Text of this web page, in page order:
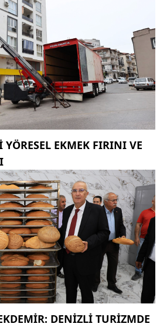
YÖRESEL EKMEK FIRINI VE
DENIZLI TURIZMDE